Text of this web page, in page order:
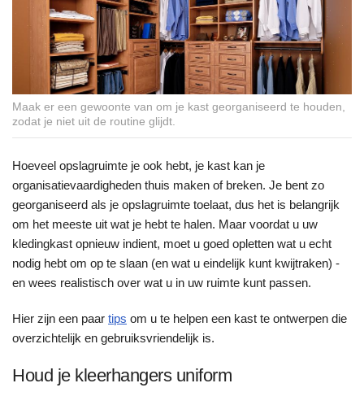
Maak er een gewoonte van om je kast georganiseerd te houden,
zodat je niet uit de routine glijdt.
Hoeveel opslagruimte je ook hebt, je kast kan je
organisatievaardigheden thuis maken of breken. Je bent zo
georganiseerd als je opslagruimte toelaat, dus het is belangrijk
om het meeste uit wat je hebt te halen. Maar voordat u uw
kledingkast opnieuw indient, moet u goed opletten wat u echt
nodig hebt om op te slaan (en wat u eindelijk kunt kwijtraken) -
en wees realistisch over wat u in uw ruimte kunt passen.
Hier zijn een paar tips om u te helpen een kast te ontwerpen die
overzichtelijk en gebruiksvriendelijk is.
Houd je kleerhangers uniform